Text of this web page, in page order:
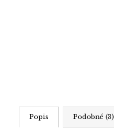
Popis Podobné (3)